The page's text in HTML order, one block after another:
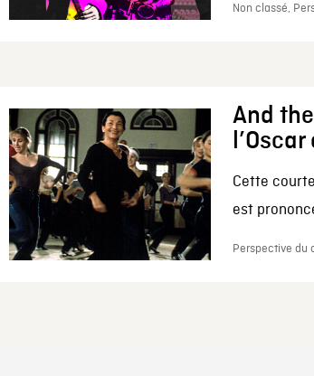
Non classé,
And
Cette
est
Perspective du